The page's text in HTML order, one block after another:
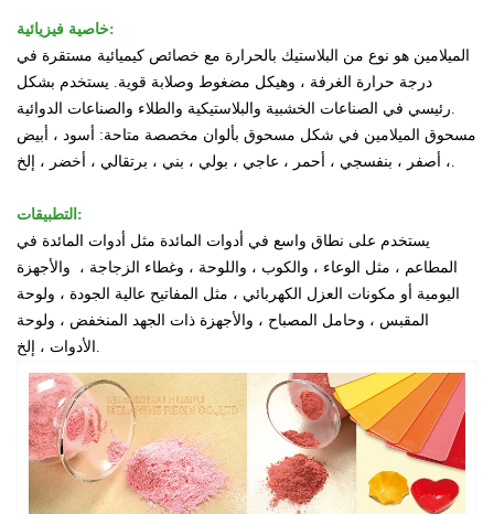
خاصية فيزيائية:
الميلامين هو نوع من البلاستيك بالحرارة مع خصائص كيميائية مستقرة في
درجة حرارة الغرفة ، وهيكل مضغوط وصلابة قوية. يستخدم بشكل
رئيسي في الصناعات الخشبية والبلاستيكية والطلاء والصناعات الدوائية.
مسحوق الميلامين في شكل مسحوق بألوان مخصصة متاحة:
أسود ، أبيض
، أصفر ، بنفسجي ، أحمر ، عاجي ، بولي ، بني ، برتقالي ، أخضر ، إلخ.
التطبيقات:
يستخدم على نطاق واسع في أدوات المائدة مثل أدوات المائدة في
المطاعم ، مثل الوعاء ، والكوب ، واللوحة ، وغطاء الزجاجة ، والأجهزة
اليومية أو مكونات العزل الكهربائي ، مثل المفاتيح عالية الجودة ، ولوحة
المقبس ، وحامل المصباح ، والأجهزة ذات الجهد المنخفض ، ولوحة
الأدوات ، إلخ.